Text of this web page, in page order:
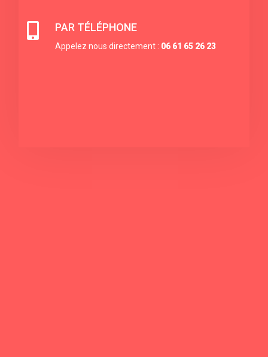
 PAR TÉLÉPHONE
Appelez nous directement : 06 61 65 26 23